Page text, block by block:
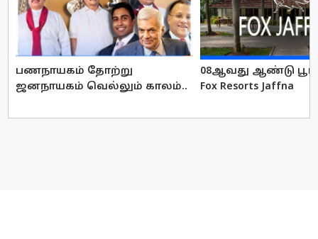
பணநாயகம் தோற்று
ஜனநாயகம் வெல்லும் காலம்..
08ஆவது ஆண்டு
Fox Resorts Jaffna